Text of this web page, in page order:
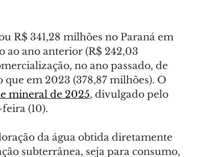
R$ 341,28 milhões no Paraná em
ao ano anterior (R$ 242,03
no ano passado, de
que em 2023 (378,87 milhões). O
mineral de 2025, divulgado pelo
(10).
da água obtida diretamente
subterrânea, seja para consumo,